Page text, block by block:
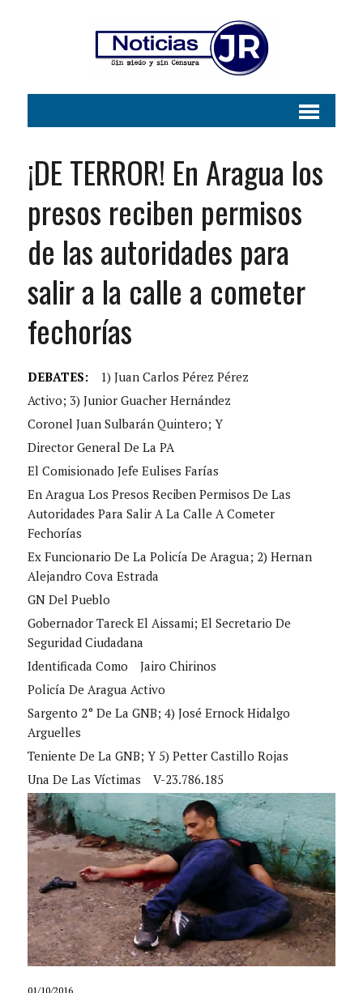
¡DE TERROR! En Aragua los
presos reciben permisos
de las autoridades para
salir a la calle a cometer
fechorías
DEBATES:
1) Juan Carlos Pérez Pérez
Activo; 3) Junior Guacher Hernández
Coronel Juan Sulbarán Quintero; Y
Director General De La PA
El Comisionado Jefe Eulises Farías
En Aragua Los Presos Reciben Permisos De Las
Autoridades Para Salir A La Calle A Cometer
Fechorías
Ex Funcionario De La Policía De Aragua; 2) Hernan
Alejandro Cova Estrada
GN Del Pueblo
Gobernador Tareck El Aissami; El Secretario De
Seguridad Ciudadana
Identificada Como
Jairo Chirinos
Policía De Aragua Activo
Sargento 2° De La GNB; 4) José Ernock Hidalgo
Arguelles
Teniente De La GNB; Y 5) Petter Castillo Rojas
Una De Las Víctimas
V-23.786.185
01/10/2016